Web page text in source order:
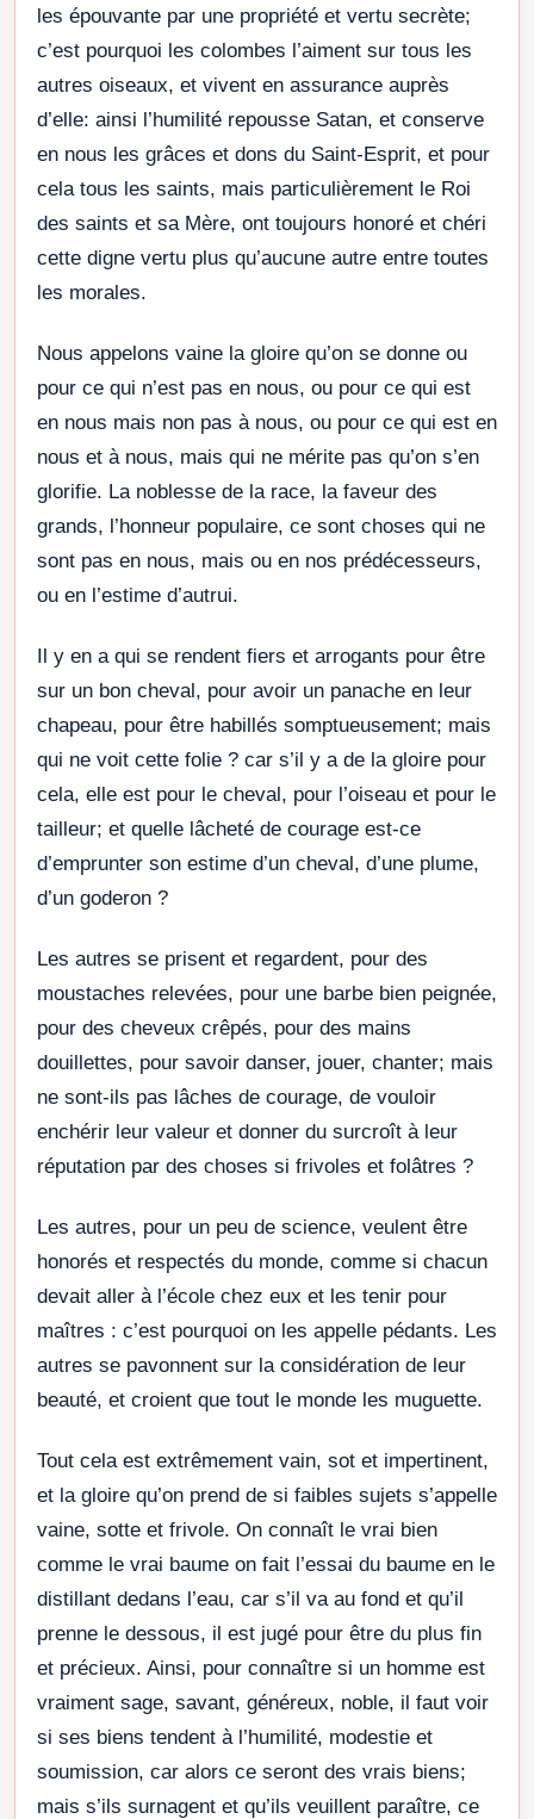
les épouvante par une propriété et vertu secrète;
c’est pourquoi les colombes l’aiment sur tous les
autres oiseaux, et vivent en assurance auprès
d’elle: ainsi l’humilité repousse Satan, et conserve
en nous les grâces et dons du Saint-Esprit, et pour
cela tous les saints, mais particulièrement le Roi
des saints et sa Mère, ont toujours honoré et chéri
cette digne vertu plus qu’aucune autre entre toutes
les morales.
Nous appelons vaine la gloire qu’on se donne ou
pour ce qui n’est pas en nous, ou pour ce qui est
en nous mais non pas à nous, ou pour ce qui est en
nous et à nous, mais qui ne mérite pas qu’on s’en
glorifie. La noblesse de la race, la faveur des
grands, l’honneur populaire, ce sont choses qui ne
sont pas en nous, mais ou en nos prédécesseurs,
ou en l’estime d’autrui.
Il y en a qui se rendent fiers et arrogants pour être
sur un bon cheval, pour avoir un panache en leur
chapeau, pour être habillés somptueusement; mais
qui ne voit cette folie ? car s’il y a de la gloire pour
cela, elle est pour le cheval, pour l’oiseau et pour le
tailleur; et quelle lâcheté de courage est-ce
d’emprunter son estime d’un cheval, d’une plume,
d’un goderon ?
Les autres se prisent et regardent, pour des
moustaches relevées, pour une barbe bien peignée,
pour des cheveux crêpés, pour des mains
douillettes, pour savoir danser, jouer, chanter; mais
ne sont-ils pas lâches de courage, de vouloir
enchérir leur valeur et donner du surcroît à leur
réputation par des choses si frivoles et folâtres ?
Les autres, pour un peu de science, veulent être
honorés et respectés du monde, comme si chacun
devait aller à l’école chez eux et les tenir pour
maîtres : c’est pourquoi on les appelle pédants. Les
autres se pavonnent sur la considération de leur
beauté, et croient que tout le monde les muguette.
Tout cela est extrêmement vain, sot et impertinent,
et la gloire qu’on prend de si faibles sujets s’appelle
vaine, sotte et frivole. On connaît le vrai bien
comme le vrai baume on fait l’essai du baume en le
distillant dedans l’eau, car s’il va au fond et qu’il
prenne le dessous, il est jugé pour être du plus fin
et précieux. Ainsi, pour connaître si un homme est
vraiment sage, savant, généreux, noble, il faut voir
si ses biens tendent à l’humilité, modestie et
soumission, car alors ce seront des vrais biens;
mais s’ils surnagent et qu’ils veuillent paraître, ce